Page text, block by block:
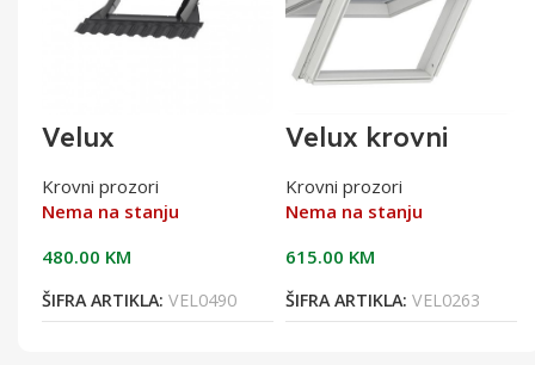
Velux
opšav EKW MK06
0021G
Krovni prozori
Nema na stanju
480.00 KM
ŠIFRA ARTIKLA: VEL0490
Velux krovni
GLU CK02 0051
Krovni prozori
Nema na stanju
615.00 KM
ŠIFRA ARTIKLA: VEL0263